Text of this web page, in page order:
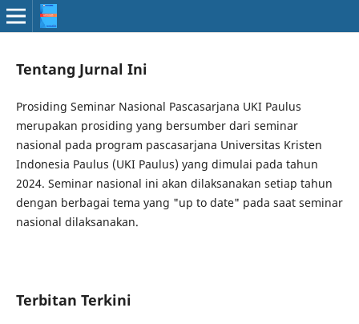
Tentang Jurnal Ini
Prosiding Seminar Nasional Pascasarjana UKI Paulus
merupakan prosiding yang bersumber dari seminar
nasional pada program pascasarjana Universitas Kristen
Indonesia Paulus (UKI Paulus) yang dimulai pada tahun
2024. Seminar nasional ini akan dilaksanakan setiap tahun
dengan berbagai tema yang "up to date" pada saat seminar
nasional dilaksanakan.
Terbitan Terkini